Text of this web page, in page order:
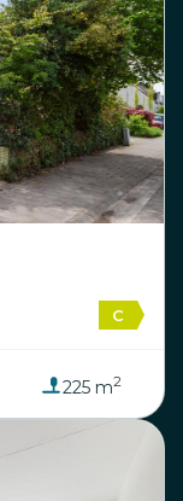
C
225 m2